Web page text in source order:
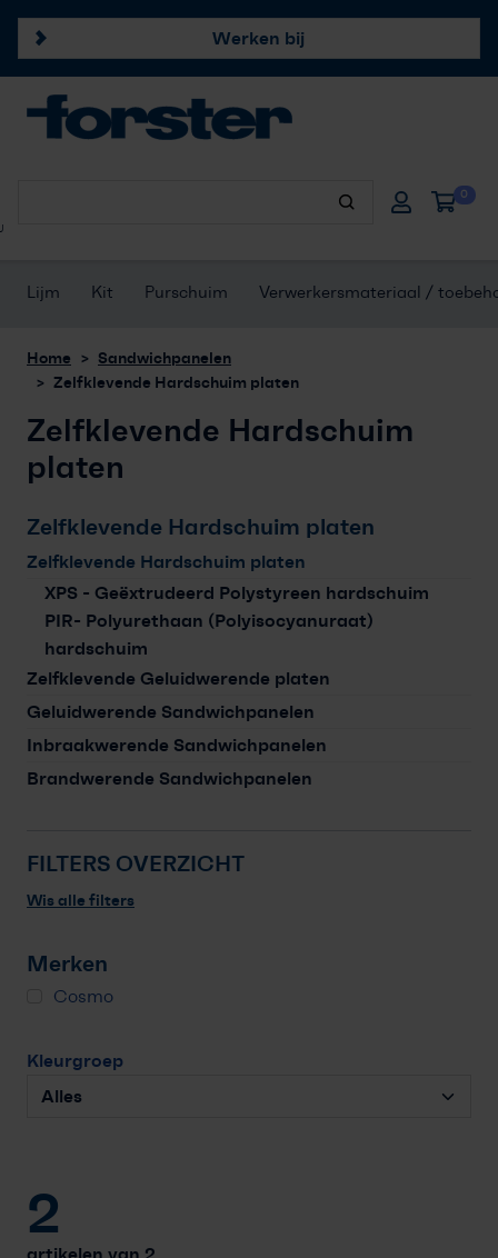
Onze merken
Contact
Professioneel account
Werken bij
0
Lijm Kit Purschuim Verwerkersmateriaal /
Home
Sandwichpanelen
Zelfklevende Hardschuim platen
Zelfklevende Hardschuim
platen
Zelfklevende Hardschuim platen
Zelfklevende Hardschuim platen
XPS - Geëxtrudeerd Polystyreen hardschuim
PIR- Polyurethaan (Polyisocyanuraat)
hardschuim
Zelfklevende Geluidwerende platen
Geluidwerende Sandwichpanelen
Inbraakwerende Sandwichpanelen
Brandwerende Sandwichpanelen
FILTERS OVERZICHT
Wis alle filters
Merken
Cosmo
Kleurgroep
2